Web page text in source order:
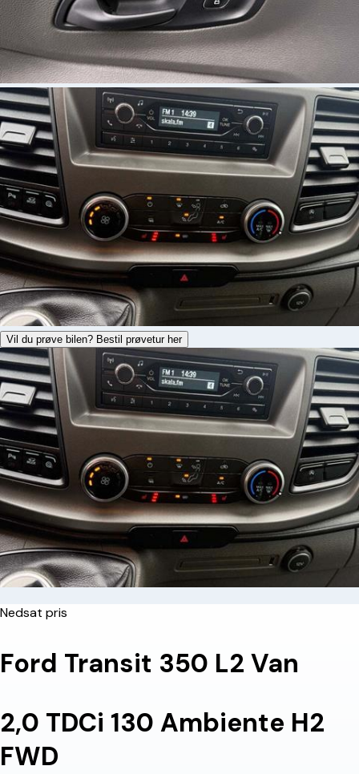
Vil du prøve bilen? Bestil prøvetur her
Nedsat pris
Ford Transit 350 L2 Van
2,0 TDCi 130 Ambiente H2
FWD